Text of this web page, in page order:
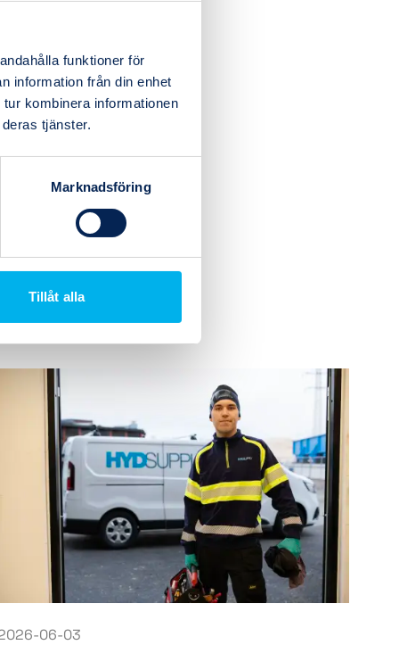
funktioner för
information från din enhet
kombinera informationen
tjänster.
Marknadsföring
Tillåt alla
06-03